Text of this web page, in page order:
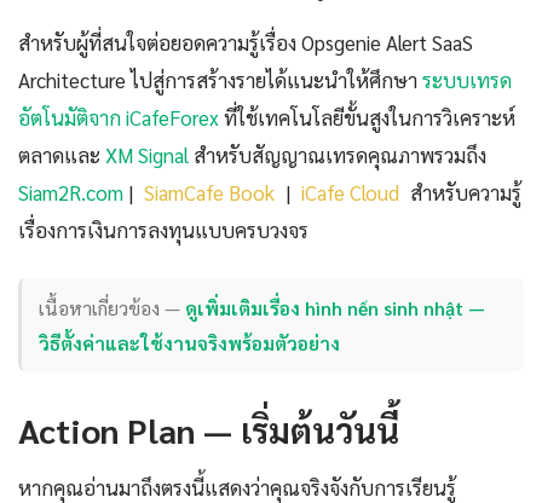
สำหรับผู้ที่สนใจต่อยอดความรู้เรื่อง Opsgenie Alert SaaS
Architecture ไปสู่การสร้างรายได้แนะนำให้ศึกษาระบบเทรด
อัตโนมัติจาก iCafeForex ที่ใช้เทคโนโลยีขั้นสูงในการวิเคราะห์
ตลาดและ XM Signal สำหรับสัญญาณเทรดคุณภาพรวมถึง
Siam2R.com | SiamCafe Book | iCafe Cloud สำหรับความรู้
เรื่องการเงินการลงทุนแบบครบวงจร
เนื้อหาเกี่ยวข้อง — ดูเพิ่มเติมเรื่อง hình nến sinh nhật —
วิธีตั้งค่าและใช้งานจริงพร้อมตัวอย่าง
Action Plan — เริ่มต้นวันนี้
หากคุณอ่านมาถึงตรงนี้แสดงว่าคุณจริงจังกับการเรียนรู้